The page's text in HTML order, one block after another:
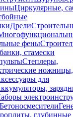
Циркулярные,
Дрели
фены
стамески
Степлеры,
ножницы,
для
Бетоносмесители
глубинные